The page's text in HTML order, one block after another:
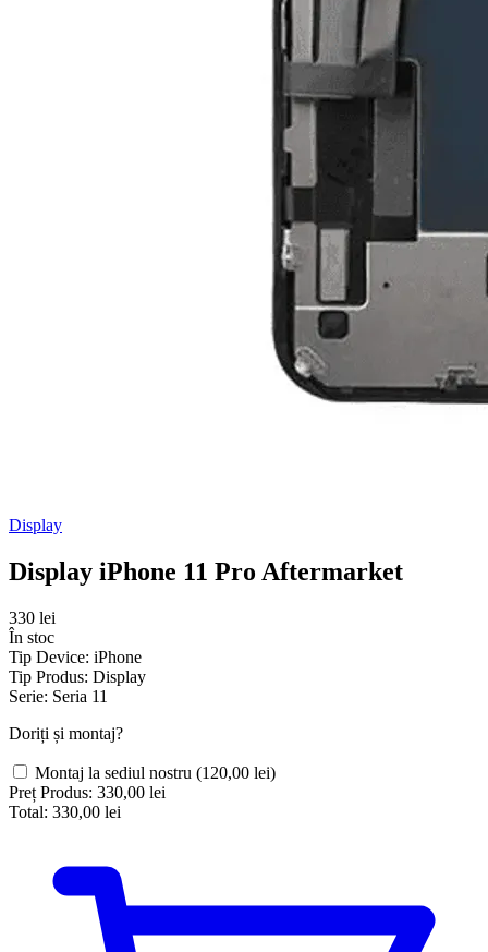
Display
Display iPhone 11 Pro Aftermarket
330 lei
În stoc
Tip Device: iPhone
Tip Produs: Display
Serie: Seria 11
Doriți și montaj?
Montaj la sediul nostru (120,00 lei)
Preț Produs: 330,00 lei
Total: 330,00 lei